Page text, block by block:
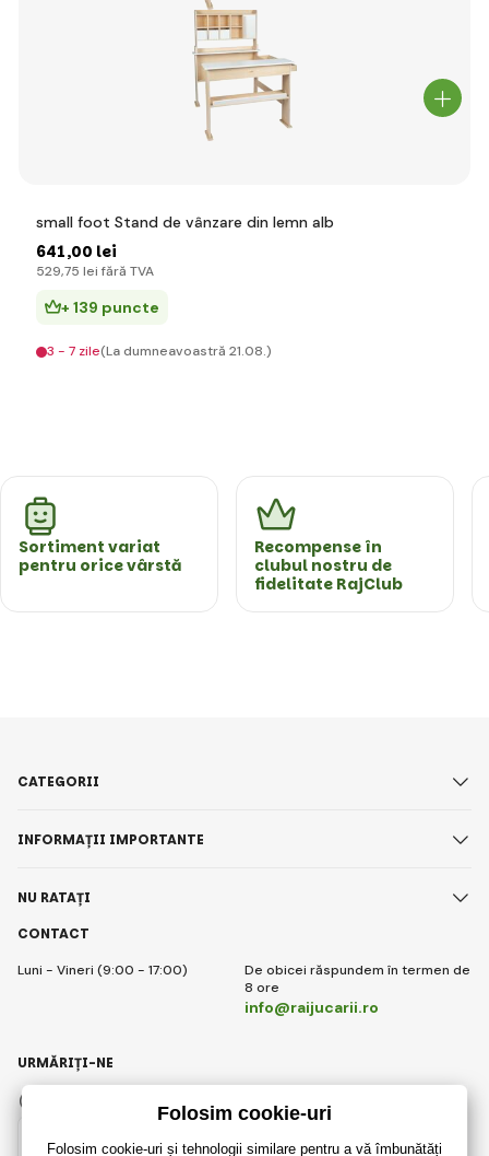
small foot Stand de vânzare din lemn alb
641,00 lei
529,75 lei fără TVA
+ 139 puncte
3 - 7 zile(La dumneavoastră 21.08.)
Sortiment variat
pentru orice vârstă
Recompense în
clubul nostru de
fidelitate RajClub
CONTACT
Luni - Vineri (9:00 - 17:00)
De obicei răspundem în termen de
8 ore
info@raijucarii.ro
CATEGORII
INFORMAȚII IMPORTANTE
NU RATAȚI
Romanian
URMĂRIȚI-NE
Instagram